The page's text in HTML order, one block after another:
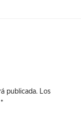
publicada.
Los
*